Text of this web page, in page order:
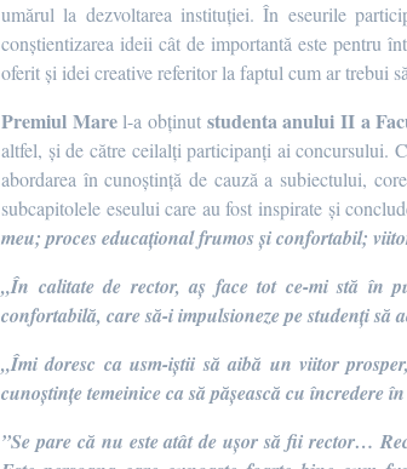
umărul la dezvoltarea instituției. În eseurile
conștientizarea ideii cât de importantă este pentru
oferit și idei creative referitor la faptul cum ar trebui
Premiul Marel-a obținut studenta anului II a
altfel, și de către ceilalți participanți ai concursului.
abordarea în cunoștință de cauză a subiectului,
subcapitolele eseului care au fost inspirate și
meu; proces educațional frumos și confortabil;
„În calitate de rector, aș face tot ce-mi stă în
confortabilă, care să-i impulsioneze pe studenți
„Îmi doresc ca usm-iștii să aibă un viitor
cunoștințe temeinice ca să pășească cu încredere
”Se pare că nu este atât de ușor să fii rector…